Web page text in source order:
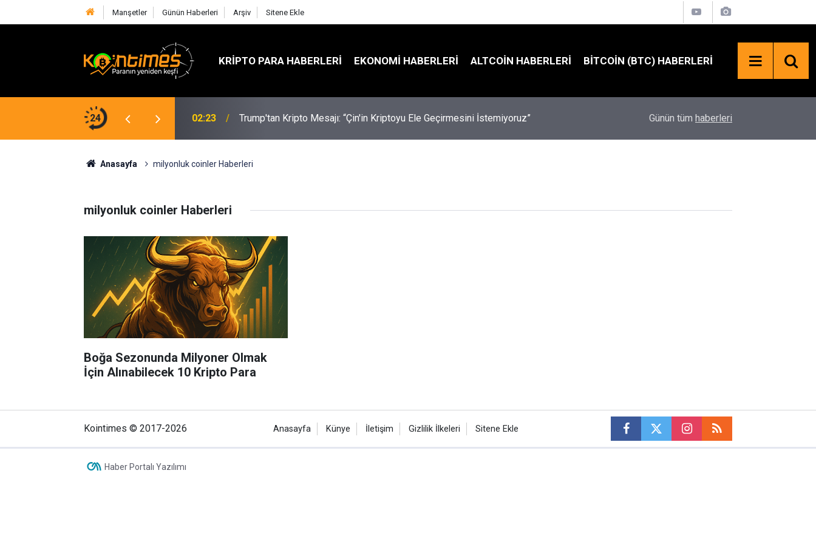
Manşetler Günün Haberleri Arşiv Sitene Ekle
KRIPTO PARA HABERLERI EKONOMI HABERLERI ALTCOIN HABERLERI BITCOIN (BTC) HABERLERI
24
Gecikme: Clarity Act Tatil Öncesi
02:23 Trump'tan Kripto Mesajı: “Çin'in Kriptoyu Ele Geçirmesini İstemiyoruz” Solana'da Kritik Oylama: Yeni Teklif SOL
Günün tüm haberleri
Anasayfa milyonluk coinler Haberleri
milyonluk coinler Haberleri
Boğa Sezonunda Milyoner Olmak
İçin Alınabilecek 10 Kripto Para
Kointimes © 2017-2026 Anasayfa Künye İletişim Gizlilik İlkeleri Sitene Ekle
Haber Portalı Yazılımı